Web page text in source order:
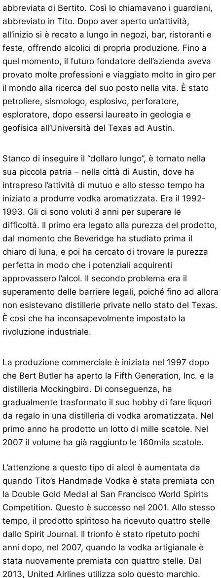
abbreviata di Bertito. Così lo chiamavano i guardiani,
abbreviato in Tito. Dopo aver aperto un’attività,
all’inizio si è recato a lungo in negozi, bar, ristoranti e
feste, offrendo alcolici di propria produzione. Fino a
quel momento, il futuro fondatore dell’azienda aveva
provato molte professioni e viaggiato molto in giro per
il mondo alla ricerca del suo posto nella vita. È stato
petroliere, sismologo, esplosivo, perforatore,
esploratore, dopo essersi laureato in geologia e
geofisica all’Università del Texas ad Austin.
Stanco di inseguire il “dollaro lungo”, è tornato nella
sua piccola patria – nella città di Austin, dove ha
intrapreso l’attività di mutuo e allo stesso tempo ha
iniziato a produrre vodka aromatizzata. Era il 1992-
1993. Gli ci sono voluti 8 anni per superare le
difficoltà. Il primo era legato alla purezza del prodotto,
dal momento che Beveridge ha studiato prima il
chiaro di luna, e poi ha cercato di trovare la purezza
perfetta in modo che i potenziali acquirenti
approvassero l’alcol. Il secondo problema era il
superamento delle barriere legali, poiché fino ad allora
non esistevano distillerie private nello stato del Texas.
È così che ha inconsapevolmente impostato la
rivoluzione industriale.
La produzione commerciale è iniziata nel 1997 dopo
che Bert Butler ha aperto la Fifth Generation, Inc. e la
distilleria Mockingbird. Di conseguenza, ha
gradualmente trasformato il suo hobby di fare liquori
da regalo in una distilleria di vodka aromatizzata. Nel
primo anno ha prodotto un lotto di mille scatole. Nel
2007 il volume ha già raggiunto le 160mila scatole.
L’attenzione a questo tipo di alcol è aumentata da
quando Tito’s Handmade Vodka è stata premiata con
la Double Gold Medal al San Francisco World Spirits
Competition. Questo è successo nel 2001. Allo stesso
tempo, il prodotto spiritoso ha ricevuto quattro stelle
dallo Spirit Journal. Il trionfo è stato ripetuto pochi
anni dopo, nel 2007, quando la vodka artigianale è
stata nuovamente premiata con quattro stelle. Dal
2013, United Airlines utilizza solo questo marchio.